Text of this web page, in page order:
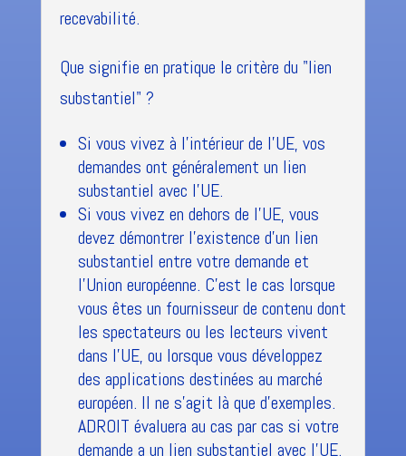
recevabilité.
Que signifie en pratique le critère du "lien
substantiel" ?
Si vous vivez à l'intérieur de l'UE, vos
demandes ont généralement un lien
substantiel avec l'UE.
Si vous vivez en dehors de l'UE, vous
devez démontrer l'existence d'un lien
substantiel entre votre demande et
l'Union européenne. C'est le cas lorsque
vous êtes un fournisseur de contenu dont
les spectateurs ou les lecteurs vivent
dans l'UE, ou lorsque vous développez
des applications destinées au marché
européen. Il ne s'agit là que d'exemples.
ADROIT évaluera au cas par cas si votre
demande a un lien substantiel avec l'UE.